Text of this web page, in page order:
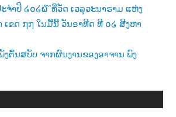
ະຈຳປີ ໒໐໒໖”ທີ່ວັດ ເວລຸວະນາຣາມ ແຫ່ງ
ເຂດ ໗໗ ໃນມື້ນີ້ ວັນອາທີດ ທີ ໐໒ ສີງຫາ
ງຕົ້ນສບັບ ຈາກຜົນງານຂອງອາຈານ ພົງ